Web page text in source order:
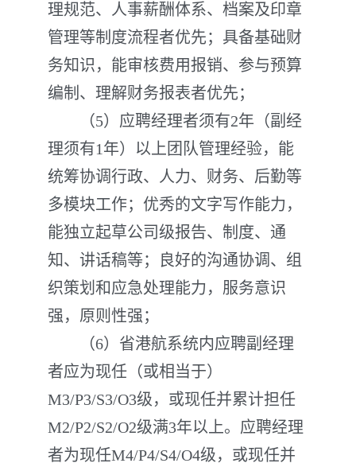
理规范、人事薪酬体系、档案及印章
管理等制度流程者优先；具备基础财
务知识，能审核费用报销、参与预算
编制、理解财务报表者优先；
（5）应聘经理者须有2年（副经
理须有1年）以上团队管理经验，能
统筹协调行政、人力、财务、后勤等
多模块工作；优秀的文字写作能力，
能独立起草公司级报告、制度、通
知、讲话稿等；良好的沟通协调、组
织策划和应急处理能力，服务意识
强，原则性强；
（6）省港航系统内应聘副经理
者应为现任（或相当于）
M3/P3/S3/O3级，或现任并累计担任
M2/P2/S2/O2级满3年以上。应聘经理
者为现任M4/P4/S4/O4级，或现任并